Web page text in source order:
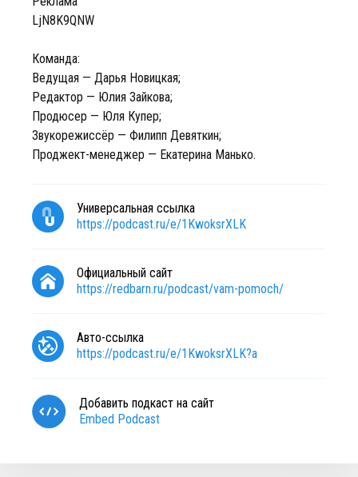
LjN8K9QNW
Команда:
Ведущая — Дарья Новицкая;
Редактор — Юлия Зайкова;
Продюсер — Юля Купер;
Звукорежиссёр — Филипп Девяткин;
Проджект-менеджер — Екатерина Манько.
Универсальная ссылка
https://podcast.ru/e/1KwoksrXLK
Официальный сайт
https://redbarn.ru/podcast/vam-pomoch/
Авто-ссылка
https://podcast.ru/e/1KwoksrXLK?a
Добавить подкаст на сайт
Embed Podcast